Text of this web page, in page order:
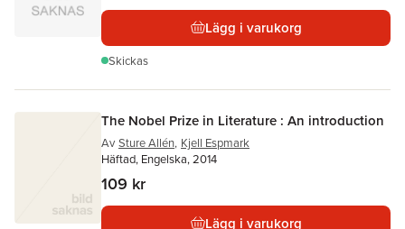
Lägg i varukorg
Skickas
The Nobel Prize in Literature : An introduction
Av Sture Allén, Kjell Espmark
Häftad, Engelska, 2014
109 kr
Lägg i varukorg